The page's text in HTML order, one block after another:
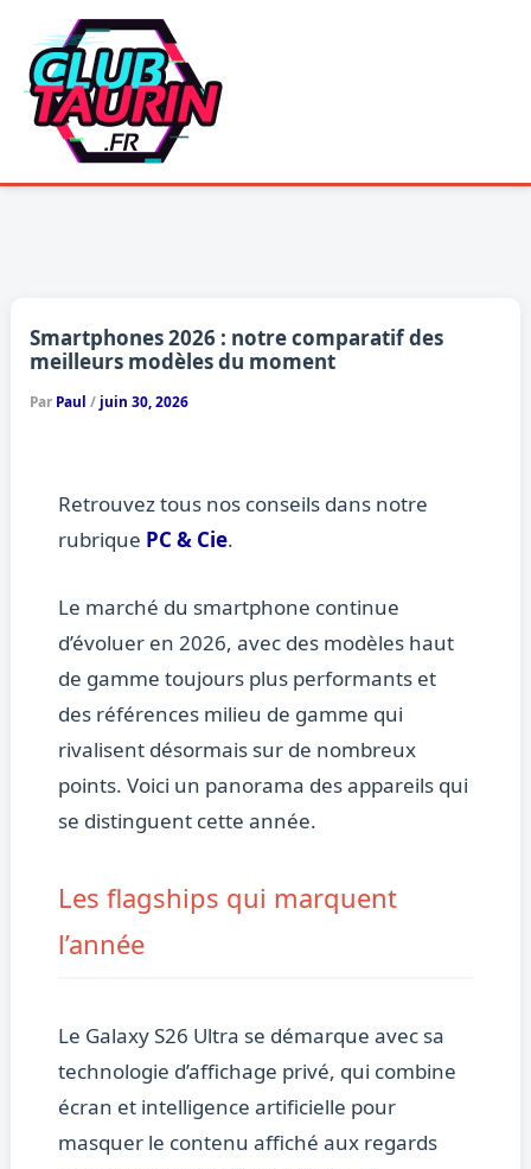
contenu
Smartphones 2026 : notre comparatif des
meilleurs modèles du moment
Par Paul / juin 30, 2026
Retrouvez tous nos conseils dans notre
rubrique PC & Cie.
Le marché du smartphone continue
d’évoluer en 2026, avec des modèles haut
de gamme toujours plus performants et
des références milieu de gamme qui
rivalisent désormais sur de nombreux
points. Voici un panorama des appareils qui
se distinguent cette année.
Les flagships qui marquent
l’année
Le Galaxy S26 Ultra se démarque avec sa
technologie d’affichage privé, qui combine
écran et intelligence artificielle pour
masquer le contenu affiché aux regards